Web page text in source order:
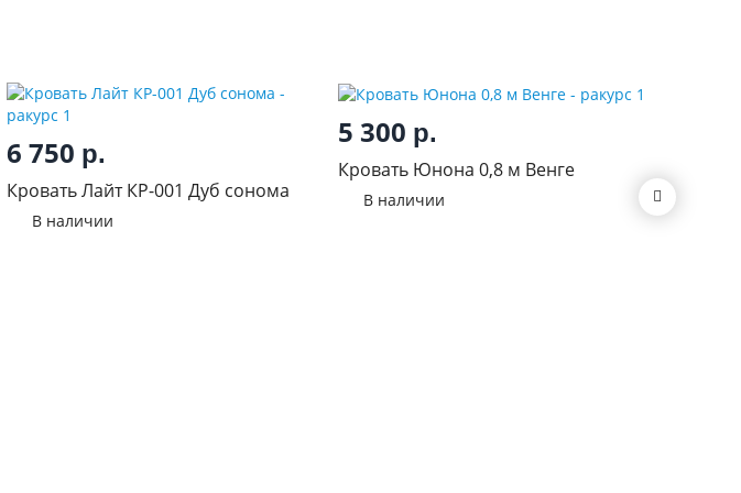
6 750 р.
Кровать Лайт КР-001 Дуб сонома
В наличии
5 300 р.
Кровать Юнона 0,8 м Венге
В наличии